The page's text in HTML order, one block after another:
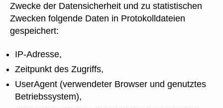
Zwecke der Datensicherheit und zu statistischen
Zwecken folgende Daten in Protokolldateien
gespeichert:
IP-Adresse,
Zeitpunkt des Zugriffs,
UserAgent (verwendeter Browser und genutztes
Betriebssystem),